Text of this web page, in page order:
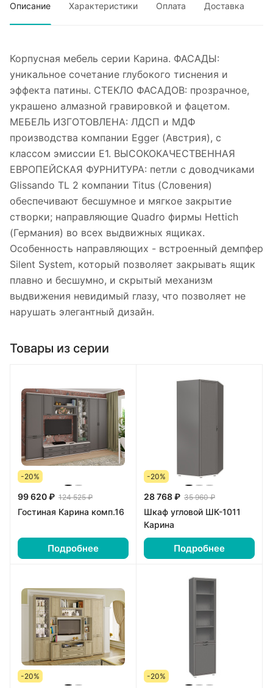
Описание Характеристики Оплата Доставка
Корпусная мебель серии Карина. ФАСАДЫ:
уникальное сочетание глубокого тиснения и
эффекта патины. СТЕКЛО ФАСАДОВ: прозрачное,
украшено алмазной гравировкой и фацетом.
МЕБЕЛЬ ИЗГОТОВЛЕНА: ЛДСП и МДФ
производства компании Egger (Австрия), с
классом эмиссии Е1. ВЫСОКОКАЧЕСТВЕННАЯ
ЕВРОПЕЙСКАЯ ФУРНИТУРА: петли с доводчиками
Glissando TL 2 компании Titus (Словения)
обеспечивают бесшумное и мягкое закрытие
створки; направляющие Quadro фирмы Hettich
(Германия) во всех выдвижных ящиках.
Особенность направляющих - встроенный демпфер
Silent System, который позволяет закрывать ящик
плавно и бесшумно, и скрытый механизм
выдвижения невидимый глазу, что позволяет не
нарушать элегантный дизайн.
Товары из серии
-20%
99 620 ₽ 124 525 ₽
Гостиная Карина комп.16
Подробнее
-20%
28 768 ₽ 35 960 ₽
Шкаф угловой ШК-1011
Карина
Подробнее
-20% -20%